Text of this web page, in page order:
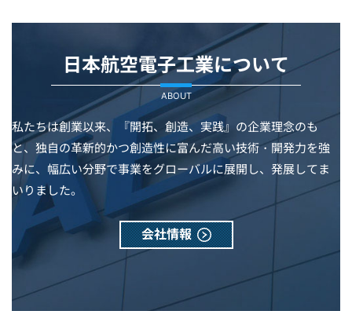
日本航空電子工業について
ABOUT
私たちは創業以来、『開拓、創造、実践』の企業理念のも
と、独自の革新的かつ創造性に富んだ高い技術・開発力を強
みに、幅広い分野で事業をグローバルに展開し、発展してま
いりました。
会社情報